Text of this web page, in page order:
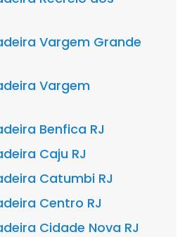
Vargem Grande
Vargem
Benfica RJ
Caju RJ
Catumbi RJ
Centro RJ
Cidade Nova RJ